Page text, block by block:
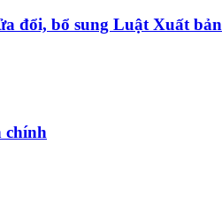
đổi, bổ sung Luật Xuất bản
chính